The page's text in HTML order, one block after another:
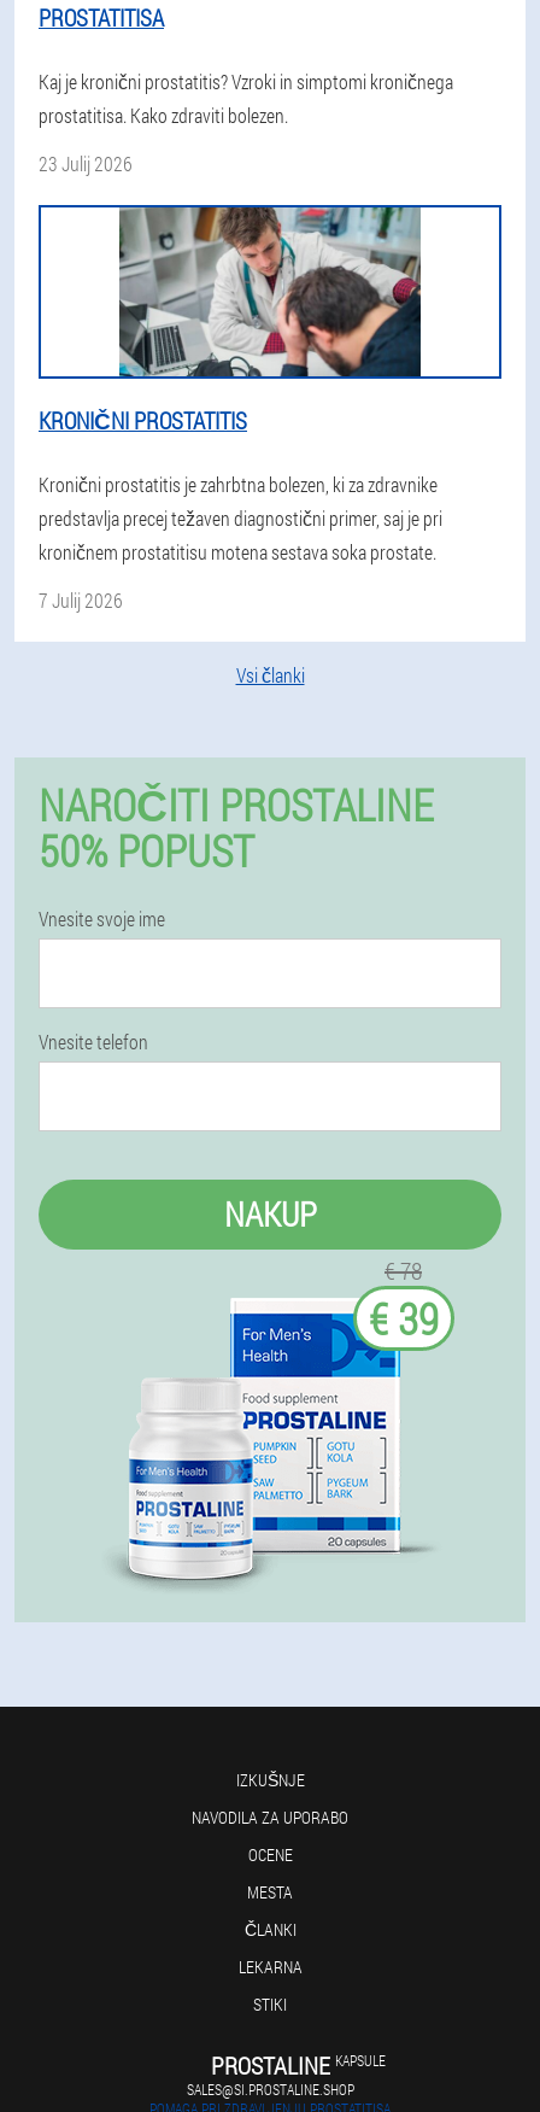
PROSTATITISA
Kaj je kronični prostatitis? Vzroki in simptomi kroničnega
prostatitisa. Kako zdraviti bolezen.
23 Julij 2026
KRONIČNI PROSTATITIS
Kronični prostatitis je zahrbtna bolezen, ki za zdravnike
predstavlja precej težaven diagnostični primer, saj je pri
kroničnem prostatitisu motena sestava soka prostate.
7 Julij 2026
Vsi članki
NAROČITI PROSTALINE
50% POPUST
Vnesite svoje ime
Vnesite telefon
NAKUP
€ 78
€ 39
IZKUŠNJE
NAVODILA ZA UPORABO
OCENE
MESTA
ČLANKI
LEKARNA
STIKI
PROSTALINE KAPSULE
SALES@SI.PROSTALINE.SHOP
POMAGA PRI ZDRAVLJENJU PROSTATITISA